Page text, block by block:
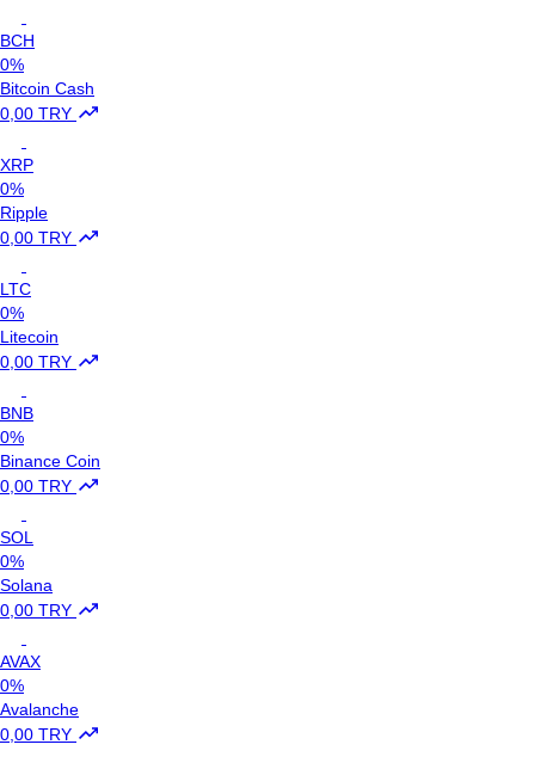
BCH
0%
Bitcoin Cash
0,00 TRY
XRP
0%
Ripple
0,00 TRY
LTC
0%
Litecoin
0,00 TRY
BNB
0%
Binance Coin
0,00 TRY
SOL
0%
Solana
0,00 TRY
AVAX
0%
Avalanche
0,00 TRY